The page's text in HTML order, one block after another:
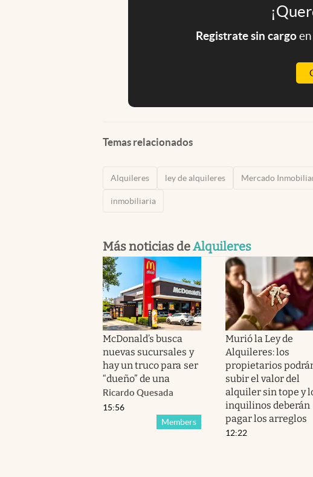
Registrate sin cargo
Temas relacionados
Alquileres ley de alquileres Mercado
inmobiliaria
Más noticias deAlquileres
McDonald’s busca
nuevas sucursales y
hay un truco para ser
“dueño” de una
Ricardo Quesada
Members
15:56
Murió la Ley de
Alquileres: los
propietarios
subir el valor del
alquiler sin tope y
inquilinos deberán
pagar los arreglos
12:22